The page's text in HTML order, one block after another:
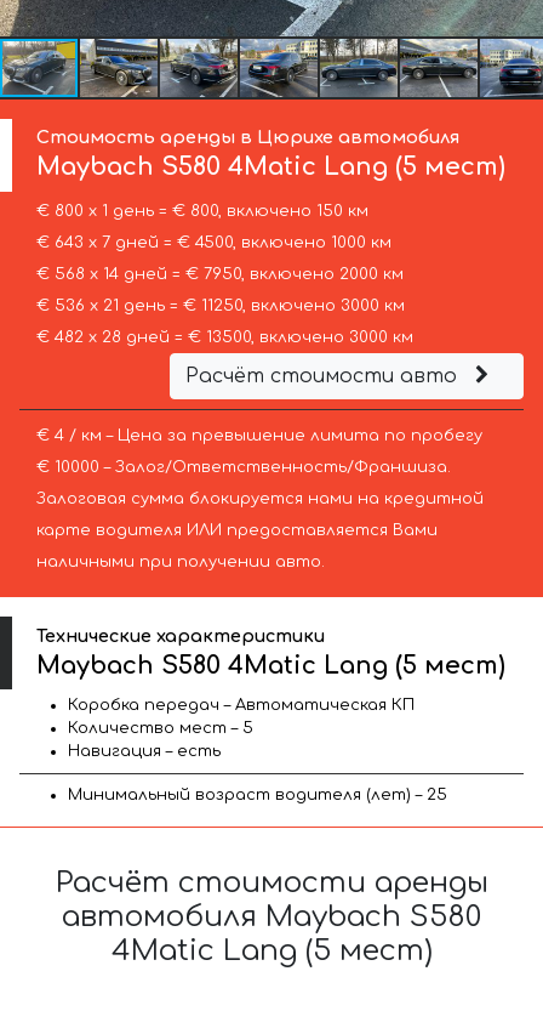
Стоимость аренды в Цюрихе автомобиля
Maybach S580 4Matic Lang (5 мест)
€ 800 х 1 день = € 800, включено 150 км
€ 643 х 7 дней = € 4500, включено 1000 км
€ 568 х 14 дней = € 7950, включено 2000 км
€ 536 х 21 день = € 11250, включено 3000 км
€ 482 х 28 дней = € 13500, включено 3000 км
Расчёт стоимости авто
€ 4 / км – Цена за превышение лимита по пробегу
€ 10000 – Залог/Ответственность/Франшиза.
Залоговая сумма блокируется нами на кредитной
карте водителя ИЛИ предоставляется Вами
наличными при получении авто.
Технические характеристики
Maybach S580 4Matic Lang (5 мест)
Коробка передач – Автоматическая КП
Количество мест – 5
Навигация – есть
Минимальный возраст водителя (лет) – 25
Расчёт стоимости аренды
автомобиля Maybach S580
4Matic Lang (5 мест)